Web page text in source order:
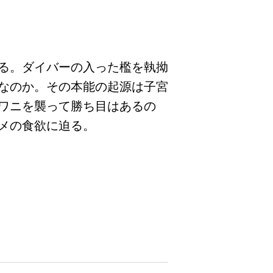
。ダイバーの入った檻を執拗
のか。その本能の起源は子宮
ニを襲って勝ち目はあるの
食欲に迫る。